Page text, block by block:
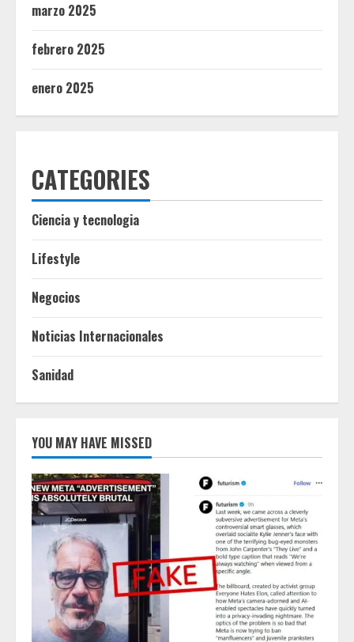
marzo 2025
febrero 2025
enero 2025
CATEGORIES
Ciencia y tecnologia
Lifestyle
Negocios
Noticias Internacionales
Sanidad
YOU MAY HAVE MISSED